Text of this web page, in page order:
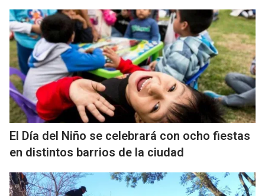
El Día del Niño se celebrará con ocho fiestas
en distintos barrios de la ciudad